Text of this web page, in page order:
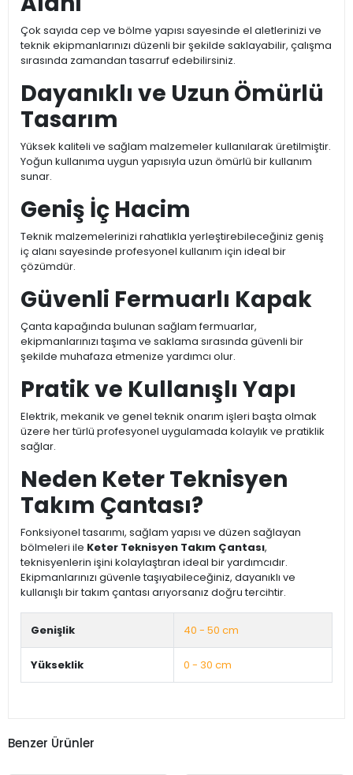
Çok sayıda cep ve bölme yapısı sayesinde el aletlerinizi ve
teknik ekipmanlarınızı düzenli bir şekilde saklayabilir, çalışma
sırasında zamandan tasarruf edebilirsiniz.
Dayanıklı ve Uzun Ömürlü
Tasarım
Yüksek kaliteli ve sağlam malzemeler kullanılarak üretilmiştir.
Yoğun kullanıma uygun yapısıyla uzun ömürlü bir kullanım
sunar.
Geniş İç Hacim
Teknik malzemelerinizi rahatlıkla yerleştirebileceğiniz geniş
iç alanı sayesinde profesyonel kullanım için ideal bir
çözümdür.
Güvenli Fermuarlı Kapak
Çanta kapağında bulunan sağlam fermuarlar,
ekipmanlarınızı taşıma ve saklama sırasında güvenli bir
şekilde muhafaza etmenize yardımcı olur.
Pratik ve Kullanışlı Yapı
Elektrik, mekanik ve genel teknik onarım işleri başta olmak
üzere her türlü profesyonel uygulamada kolaylık ve pratiklik
sağlar.
Neden Keter Teknisyen
Takım Çantası?
Fonksiyonel tasarımı, sağlam yapısı ve düzen sağlayan
bölmeleri ile Keter Teknisyen Takım Çantası,
teknisyenlerin işini kolaylaştıran ideal bir yardımcıdır.
Ekipmanlarınızı güvenle taşıyabileceğiniz, dayanıklı ve
kullanışlı bir takım çantası arıyorsanız doğru tercihtir.
Genişlik 40 - 50 cm
Yükseklik 0 - 30 cm
Benzer Ürünler